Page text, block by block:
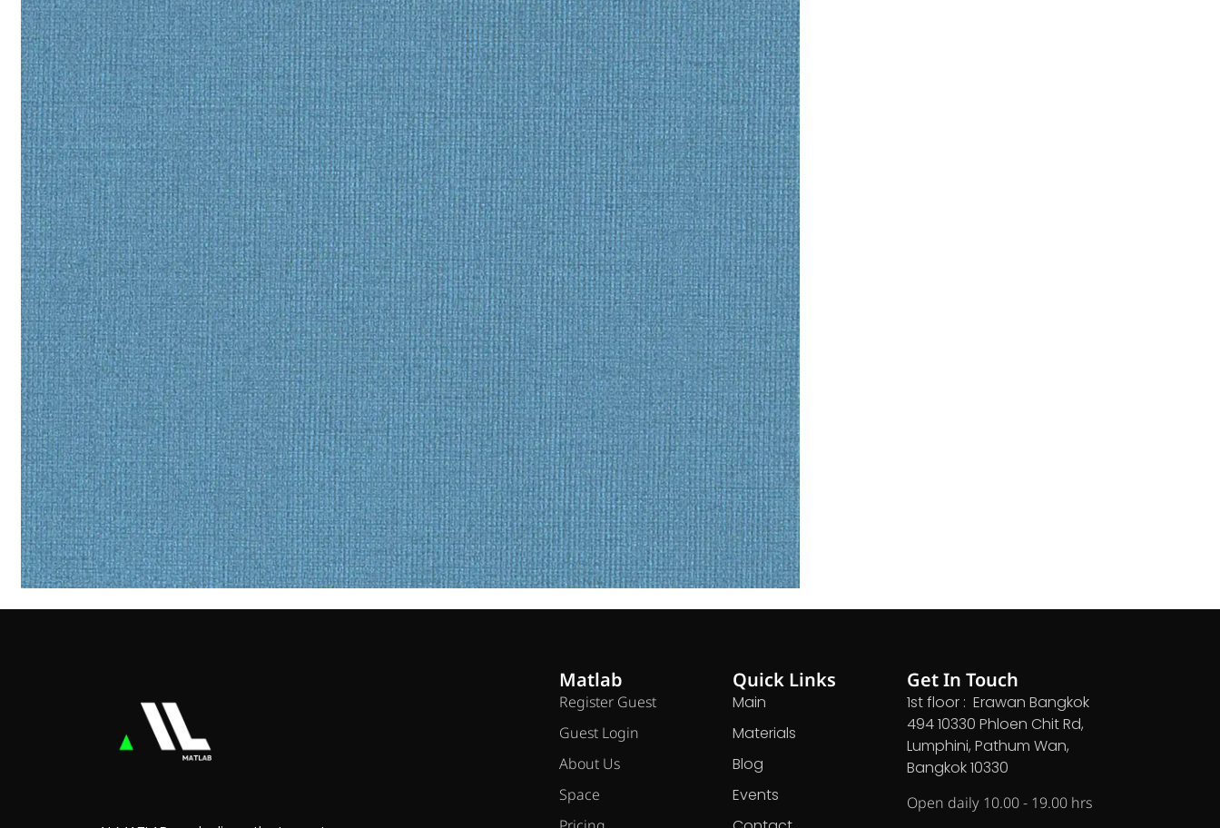
Matlab
Register Guest
Guest Login
About Us
Space
Quick Links
Main
Materials
Blog
Events
Get In Touch
1st floor : Erawan Bangkok
494 10330 Phloen Chit Rd,
Lumphini, Pathum Wan,
Bangkok 10330
Open daily 10.00 - 19.00 hrs